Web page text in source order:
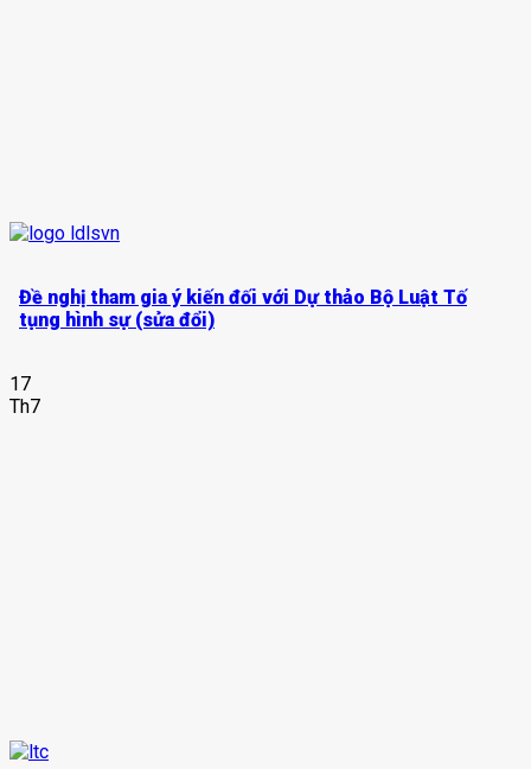
Đề nghị tham gia ý kiến đối với Dự thảo Bộ Luật Tố
tụng hình sự (sửa đổi)
17
Th7